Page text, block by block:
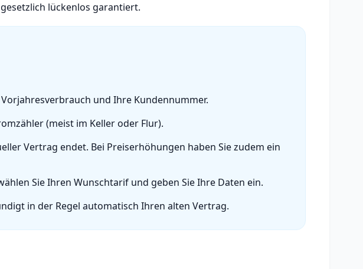
lückenlos garantiert.
und Ihre Kundennummer.
(meist im Keller oder Flur).
Vertrag endet. Bei Preiserhöhungen haben Sie zudem ein
Sie Ihren Wunschtarif und geben Sie Ihre Daten ein.
in der Regel automatisch Ihren alten Vertrag.